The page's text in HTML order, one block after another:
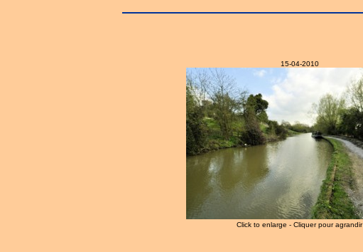
15-04-2010
Click to enlarge - Cliquer pour agrandir